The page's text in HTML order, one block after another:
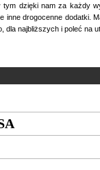
tym dzięki nam za każdy
inne drogocenne dodatki.
dla najbliższych i poleć na